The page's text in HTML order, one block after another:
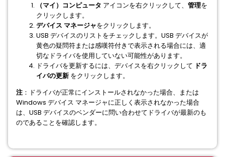
（マイ）コンピュータ アイコンを右クリックして、 管理を
クリックします。
デバイス マネージャをクリックします。
USB デバイスのリストをチェックします。USB デバイスが
黄色の疑問符または感嘆符付きで表示される場合には、適
切なドライバを使用していない可能性があります。
ドライバを更新するには、デバイスを右クリックして ドラ
イバの更新 をクリックします。
注：ドライバが正常にインストールされなかった場合、または
Windows デバイス マネージャに正しく表示されなかった場合
は、USB デバイスのベンダーに問い合わせてドライバが最新のも
のであることを確認します。